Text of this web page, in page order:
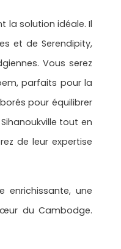
la solution idéale. Il
et de Serendipity,
Vous serez
parfaits pour la
pour équilibrer
tout en
de leur expertise
enrichissante, une
du Cambodge.